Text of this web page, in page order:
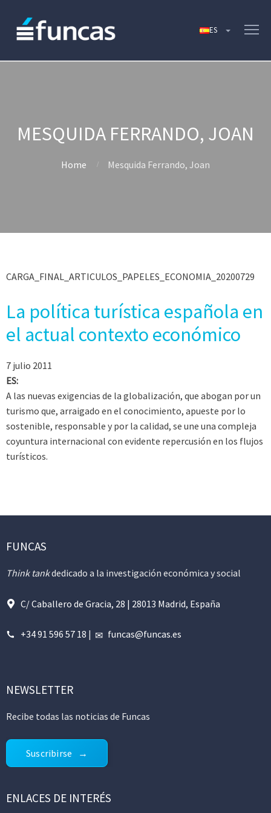
MESQUIDA FERRANDO, JOAN
Home Mesquida Ferrando, Joan
CARGA_FINAL_ARTICULOS_PAPELES_ECONOMIA_20200729
La política turística española en
el actual contexto económico
7 julio 2011
ES:
A las nuevas exigencias de la globalización, que abogan por un
turismo que, arraigado en el conocimiento, apueste por lo
sostenible, responsable y por la calidad, se une una compleja
coyuntura internacional con evidente repercusión en los flujos
turísticos.
FUNCAS
Think tankdedicado a la investigación económica y social
C/ Caballero de Gracia, 28 | 28013 Madrid, España
+34 91 596 57 18 | funcas@funcas.es
NEWSLETTER
Recibe todas las noticias de Funcas
Suscribirse
ENLACES DE INTERÉS